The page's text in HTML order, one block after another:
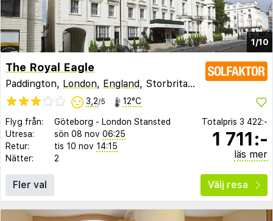
1/10
The Royal Eagle
Paddington, London, England, Storbritannien
3,2/5 12°C
Flyg från: Göteborg - London Stansted
Utresa:
sön 08 nov 06:25
Retur:
tis 10 nov 14:15
Nätter:
2
Totalpris 3 422:-
1 711:-
läs mer
Fler val Välj resa